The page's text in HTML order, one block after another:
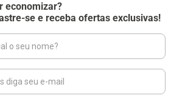
economizar?
se e receba ofertas exclusivas!